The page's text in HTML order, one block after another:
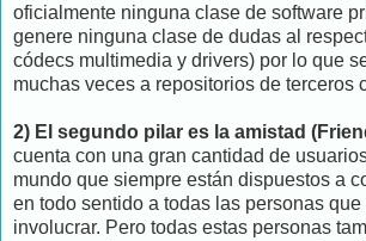
oficialmente ninguna clase de software
genere ninguna clase de dudas al
códecs multimedia y drivers) por lo que
muchas veces a repositorios de terceros
2) El segundo pilar es la amistad
cuenta con una gran cantidad de
mundo que siempre están dispuestos a
en todo sentido a todas las personas que
involucrar. Pero todas estas personas